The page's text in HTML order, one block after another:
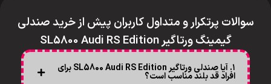
سوالات پرتکرار و متداول کاربران پیش از خرید صندلی
گیمینگ ورتاگیر SL5800 Audi RS Edition
۱. آیا صندلی ورتاگیر SL5800 Audi RS Edition برای
افراد قد بلند مناسب است؟